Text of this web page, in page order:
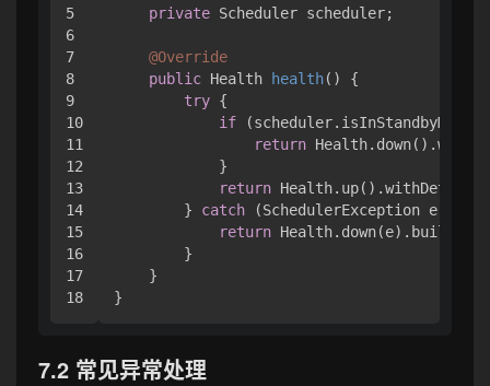
5
6
7
8
9
10
11
12
13
14
15
16
17
private Scheduler scheduler;
@Override
public Health health()
{
try {
if
return
            }
return Health.up().withDetail(
        }
catch (SchedulerException e) {
return Health.down(e).build();
        }
    }
7.2 常见异常处理